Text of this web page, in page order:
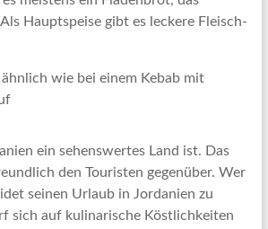
Hauptspeise gibt es leckere Fleisch-
ein sehenswertes Land ist. Das
den Touristen gegenüber. Wer
seinen Urlaub in Jordanien zu
sich auf kulinarische Köstlichkeiten